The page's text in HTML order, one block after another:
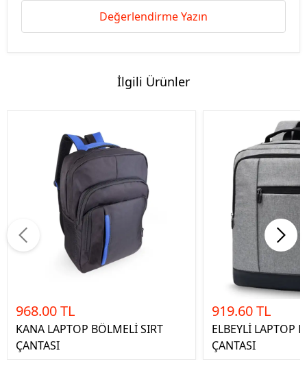
Değerlendirme Yazın
İlgili Ürünler
968.00 TL
KANA LAPTOP BÖLMELİ SIRT
ÇANTASI
919.60 TL
ELBEYLİ LAPTOP
ÇANTASI